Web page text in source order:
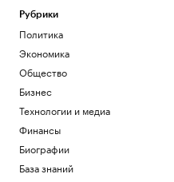
золото на чемпионате Европы
Спорт
изменении расписания в Сочи и
Геленджике
Политика
Загрузить еще
Рубрики
Политика
Экономика
Общество
Бизнес
Технологии и медиа
Финансы
Биографии
База знаний